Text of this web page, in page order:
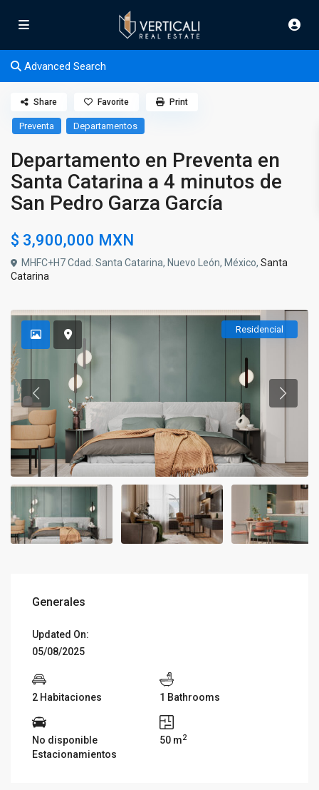
Advanced Search
Preventa Departamentos
Departamento en Preventa en
Santa Catarina a 4 minutos de
San Pedro Garza García
$ 3,900,000 MXN
MHFC+H7 Cdad. Santa Catarina, Nuevo León, México,Santa
Catarina
Share Favorite Print
Residencial
Generales
Updated On:
05/08/2025
2 Habitaciones 1 Bathrooms
No disponible
Estacionamientos
50 m2